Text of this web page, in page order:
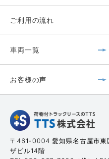
ご利用の流れ
車両一覧
お客様の声
〒461-0004 愛知県名古屋市
ザビル14階